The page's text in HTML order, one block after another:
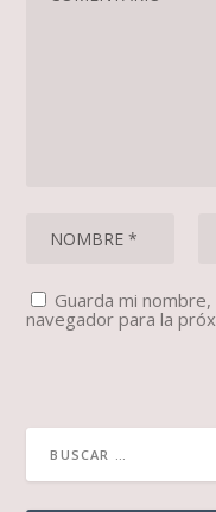
Guarda mi
navegador para la